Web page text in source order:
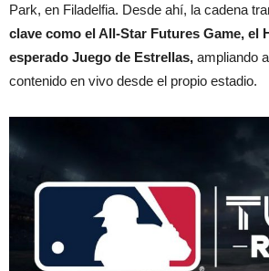
Park, en Filadelfia. Desde ahí, la cadena
clave como el All-Star Futures Game, el
esperado Juego de Estrellas, ampliando
contenido en vivo desde el propio estadio.